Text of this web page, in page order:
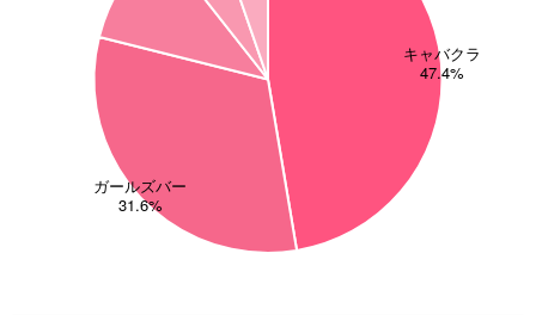
JR横浜線
町田駅
八王子駅
相模原駅
橋本駅
新横浜駅
淵野辺駅
成瀬駅
菊名駅